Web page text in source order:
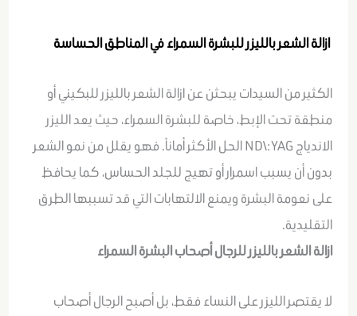
ازالة الشعر بالليزر للبشرة السمراء في المناطق الحساسة
الكثير من السيدات يبحثن عن ازالة الشعر بالليزر للبكيني أو
منطقة تحت الإبط، خاصة للبشرة السمراء، حيث يعد الليزر
الاندياج ND\:YAG الحل الأكثر أماناً. فهو يقلل من نمو الشعر
بدون أن يسبب اسمرار أو تهيج للجلد الحساس، كما يحافظ
على نعومة البشرة ويمنع الالتهابات التي قد تسببها الطرق
التقليدية.
ازالة الشعر بالليزر للرجال أصحاب البشرة السمراء
لا يقتصر الليزر على النساء فقط، بل أصبح الرجال أصحاب